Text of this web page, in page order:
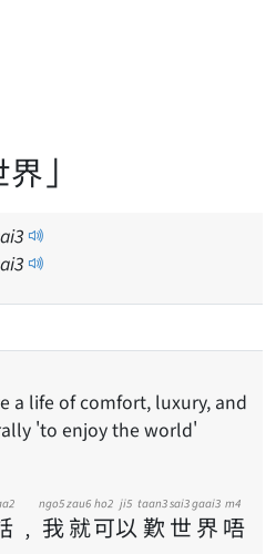
」
3
3
'to enjoy the world'
﹐ 我
ngo5
就
zau6
可
ho2
以
ji5
歎
taan3
世
sai3
界
gaai3
唔
m4